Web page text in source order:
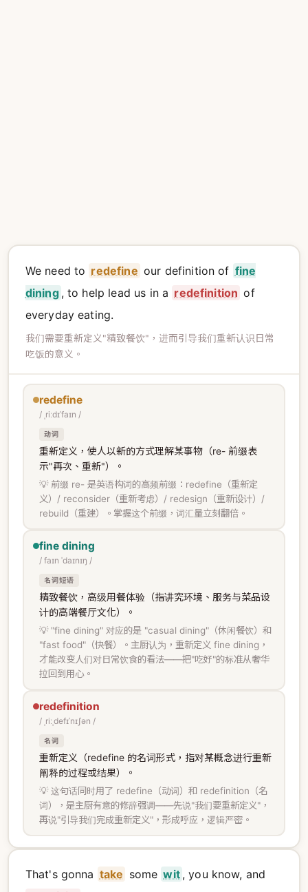
We need to redefine our definition of fine
dining , to help lead us in a redefinition of
everyday eating.
我们需要重新定义"精致餐饮"，进而引导我们重新认识日常
吃饭的意义。
redefine
/ ˌriːdɪˈfaɪn /
动词
重新定义，使人以新的方式理解某事物（re- 前缀表
示"再次、重新"）。
💡 前缀 re- 是英语构词的高频前缀：redefine（重新定
义）/ reconsider（重新考虑）/ redesign（重新设计）/
rebuild（重建）。掌握这个前缀，词汇量立刻翻倍。
fine dining
/ faɪn ˈdaɪnɪŋ /
名词短语
精致餐饮，高级用餐体验（指讲究环境、服务与菜品设
计的高端餐厅文化）。
💡 "fine dining" 对应的是 "casual dining"（休闲餐饮）和
"fast food"（快餐）。主厨认为，重新定义 fine dining，
才能改变人们对日常饮食的看法——把"吃好"的标准从奢华
拉回到用心。
redefinition
/ ˌriːˌdefɪˈnɪʃən /
名词
重新定义（redefine 的名词形式，指对某概念进行重新
阐释的过程或结果）。
💡 这句话同时用了 redefine（动词）和 redefinition（名
词），是主厨有意的修辞强调——先说"我们要重新定义"，
再说"引导我们完成重新定义"，形成呼应，逻辑严密。
That's gonna take some wit , you know, and